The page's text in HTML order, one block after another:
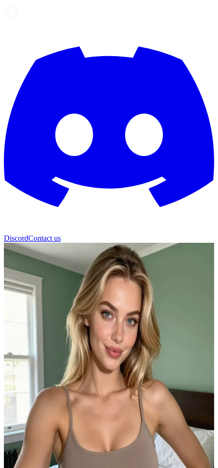
DiscordContact us
Kate
Özgüvenli genç yetişkin Kate